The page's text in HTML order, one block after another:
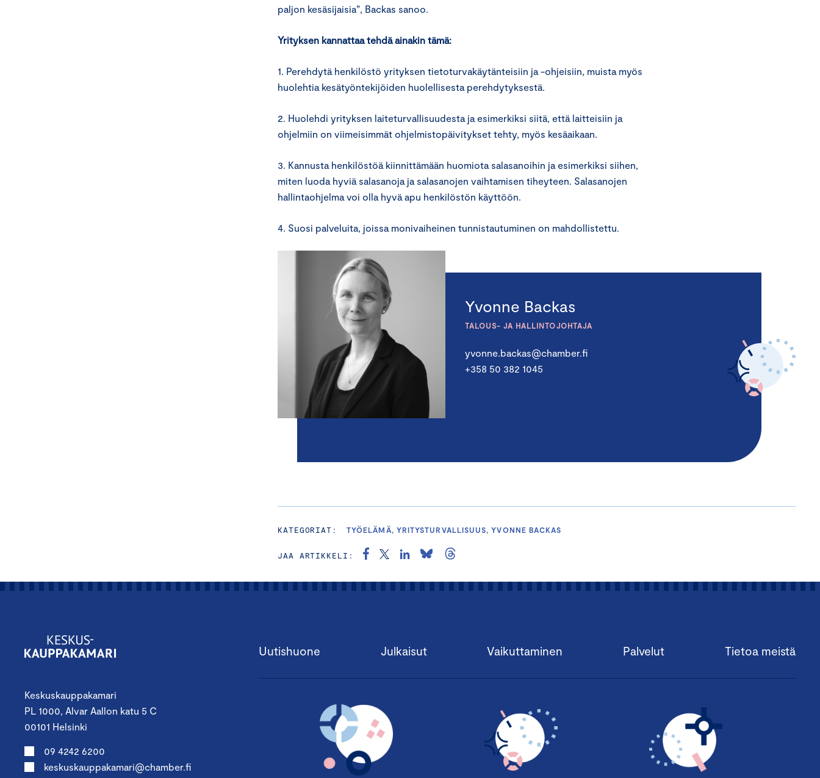
paljon kesäsijaisia”, Backas sanoo.
Yrityksen kannattaa tehdä ainakin tämä:
1. Perehdytä henkilöstö yrityksen tietoturvakäytänteisiin ja -ohjeisiin, muista myös
huolehtia kesätyöntekijöiden huolellisesta perehdytyksestä.
2. Huolehdi yrityksen laiteturvallisuudesta ja esimerkiksi siitä, että laitteisiin ja
ohjelmiin on viimeisimmät ohjelmistopäivitykset tehty, myös kesäaikaan.
3. Kannusta henkilöstöä kiinnittämään huomiota salasanoihin ja esimerkiksi siihen,
miten luoda hyviä salasanoja ja salasanojen vaihtamisen tiheyteen. Salasanojen
hallintaohjelma voi olla hyvä apu henkilöstön käyttöön.
4. Suosi palveluita, joissa monivaiheinen tunnistautuminen on mahdollistettu.
Yvonne Backas
TALOUS- JA HALLINTOJOHTAJA
yvonne.backas@chamber.fi
+358 50 382 1045
KATEGORIAT: TYÖELÄMÄ, YRITYSTURVALLISUUS, YVONNE BACKAS
JAA ARTIKKELI:
Keskuskauppakamari
PL 1000, Alvar Aallon katu 5 C
00101 Helsinki
09 4242 6200
keskuskauppakamari@chamber.fi
Uutishuone Julkaisut Vaikuttaminen Palvelut Tietoa meistä